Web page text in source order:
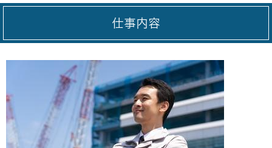
仕事内容